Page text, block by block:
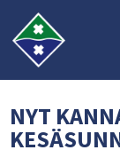
NYT